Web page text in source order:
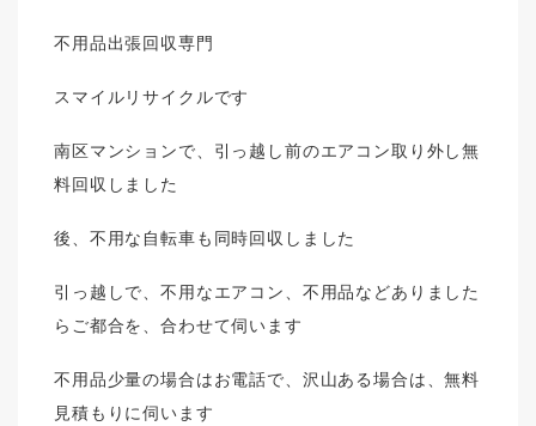
不用品出張回収専門
スマイルリサイクルです
南区マンションで、引っ越し前のエアコン取り外し無
料回収しました
後、不用な自転車も同時回収しました
引っ越しで、不用なエアコン、不用品などありました
らご都合を、合わせて伺います
不用品少量の場合はお電話で、沢山ある場合は、無料
見積もりに伺います